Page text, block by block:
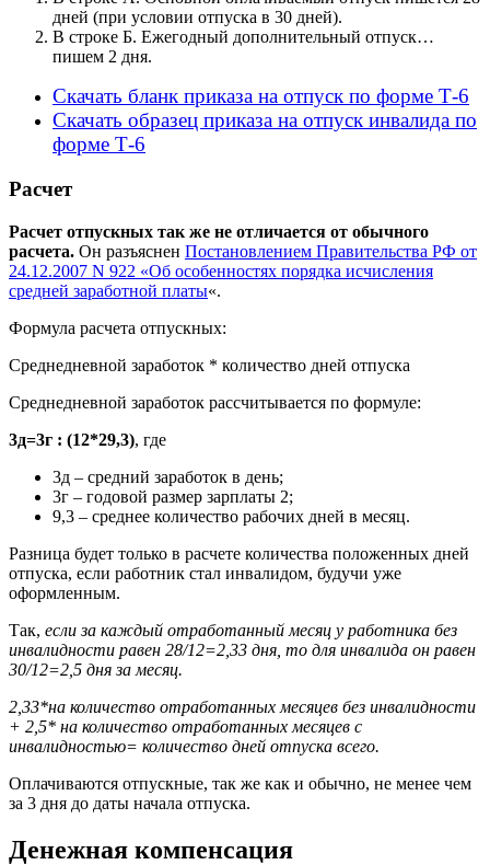
дней (при условии отпуска в 30 дней).
В строке Б. Ежегодный дополнительный отпуск…
пишем 2 дня.
Скачать бланк приказа на отпуск по форме Т-6
Скачать образец приказа на отпуск инвалида по
форме Т-6
Расчет
Расчет отпускных так же не отличается от обычного
расчета. Он разъяснен Постановлением Правительства РФ от
24.12.2007 N 922 «Об особенностях порядка исчисления
средней заработной платы«.
Формула расчета отпускных:
Среднедневной заработок * количество дней отпуска
Среднедневной заработок рассчитывается по формуле:
3д=3г : (12*29,3), где
3д – средний заработок в день;
3г – годовой размер зарплаты 2;
9,3 – среднее количество рабочих дней в месяц.
Разница будет только в расчете количества положенных дней
отпуска, если работник стал инвалидом, будучи уже
оформленным.
Так, если за каждый отработанный месяц у работника без
инвалидности равен 28/12=2,33 дня, то для инвалида он равен
30/12=2,5 дня за месяц.
2,33*на количество отработанных месяцев без инвалидности
+ 2,5* на количество отработанных месяцев с
инвалидностью= количество дней отпуска всего.
Оплачиваются отпускные, так же как и обычно, не менее чем
за 3 дня до даты начала отпуска.
Денежная компенсация